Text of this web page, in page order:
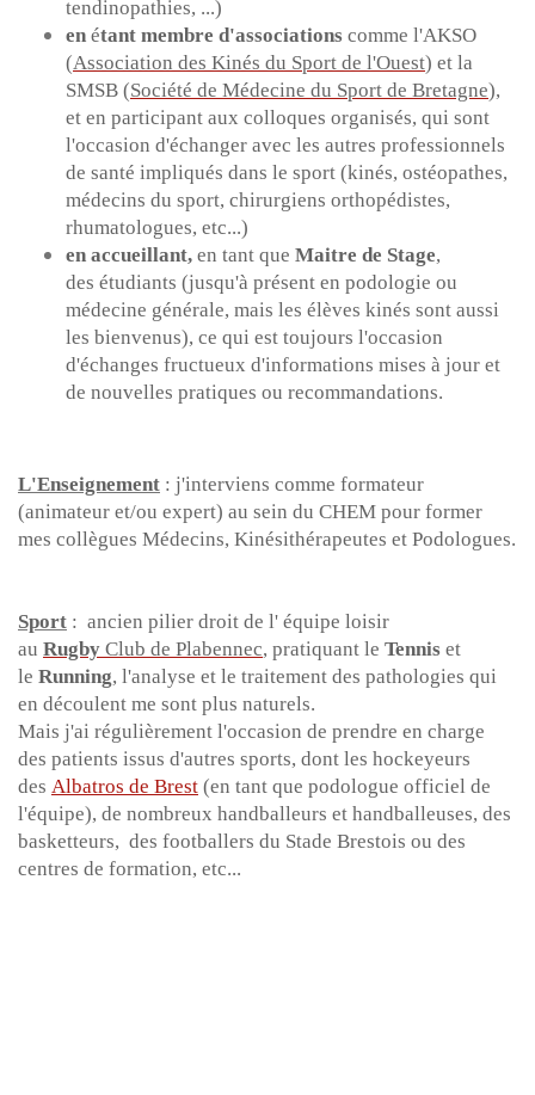
tendinopathies, ...)
en étant membre d'associations comme l'AKSO
(Association des Kinés du Sport de l'Ouest) et la
SMSB (Société de Médecine du Sport de Bretagne),
et en participant aux colloques organisés, qui sont
l'occasion d'échanger avec les autres professionnels
de santé impliqués dans le sport (kinés, ostéopathes,
médecins du sport, chirurgiens orthopédistes,
rhumatologues, etc...)
en accueillant, en tant que Maitre de Stage,
des étudiants (jusqu'à présent en podologie ou
médecine générale, mais les élèves kinés sont aussi
les bienvenus), ce qui est toujours l'occasion
d'échanges fructueux d'informations mises à jour et
de nouvelles pratiques ou recommandations.
L'Enseignement : j'interviens comme formateur
(animateur et/ou expert) au sein du CHEM pour former
mes collègues Médecins, Kinésithérapeutes et Podologues.
Sport : ancien pilier droit de l' équipe loisir
au Rugby Club de Plabennec, pratiquant le Tennis et
le Running, l'analyse et le traitement des pathologies qui
en découlent me sont plus naturels.
Mais j'ai régulièrement l'occasion de prendre en charge
des patients issus d'autres sports, dont les hockeyeurs
des Albatros de Brest (en tant que podologue officiel de
l'équipe), de nombreux handballeurs et handballeuses, des
basketteurs, des footballers du Stade Brestois ou des
centres de formation, etc...